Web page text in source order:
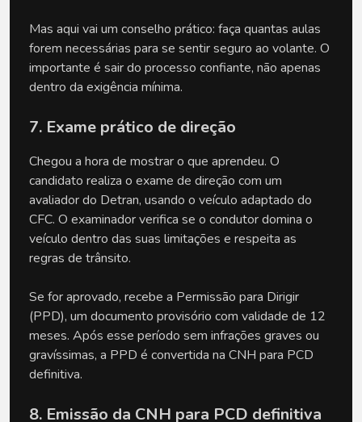
Mas aqui vai um conselho prático: faça quantas aulas
forem necessárias para se sentir seguro ao volante. O
importante é sair do processo confiante, não apenas
dentro da exigência mínima.
7. Exame prático de direção
Chegou a hora de mostrar o que aprendeu. O
candidato realiza o exame de direção com um
avaliador do Detran, usando o veículo adaptado do
CFC. O examinador verifica se o condutor domina o
veículo dentro das suas limitações e respeita as
regras de trânsito.
Se for aprovado, recebe a Permissão para Dirigir
(PPD), um documento provisório com validade de 12
meses. Após esse período sem infrações graves ou
gravíssimas, a PPD é convertida na CNH para PCD
definitiva.
8. Emissão da CNH para PCD definitiva